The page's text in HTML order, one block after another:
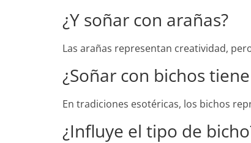
¿Y soñar con arañas?
Las arañas representan creatividad,
¿Soñar con bichos
En tradiciones esotéricas, los bichos
¿Influye el tipo de